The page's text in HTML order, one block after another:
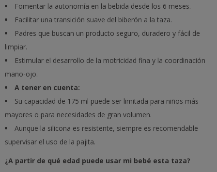
Fomentar la autonomía en la bebida desde los 6 meses.
Facilitar una transición suave del biberón a la taza.
Padres que buscan un producto seguro, duradero y fácil de
limpiar.
Estimular el desarrollo de la motricidad fina y la coordinación
mano-ojo.
A tener en cuenta:
Su capacidad de 175 ml puede ser limitada para niños más
mayores o para necesidades de gran volumen.
Aunque la silicona es resistente, siempre es recomendable
supervisar el uso de la pajita.
¿A partir de qué edad puede usar mi bebé esta taza?